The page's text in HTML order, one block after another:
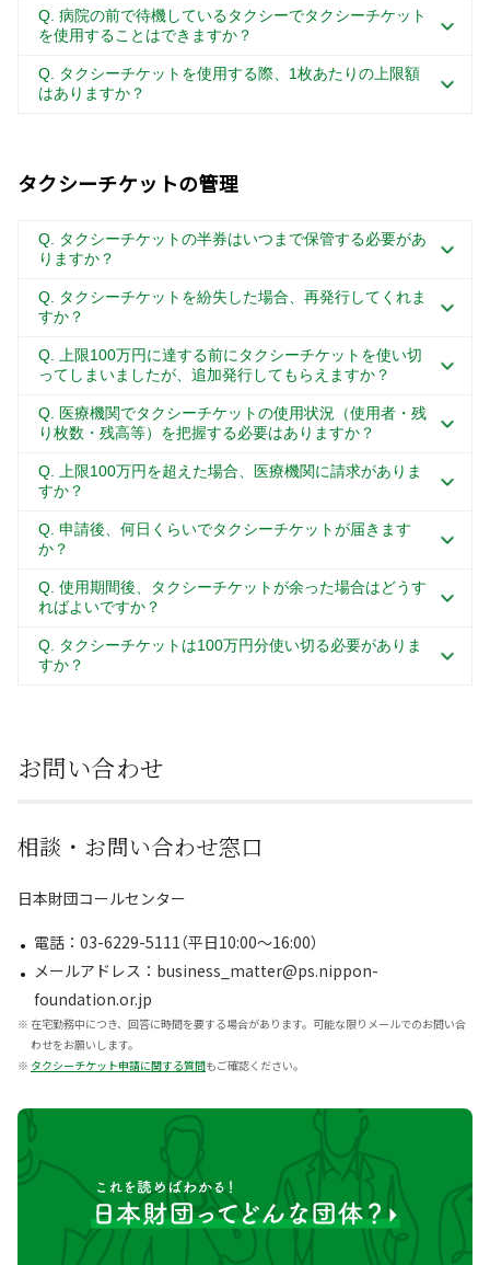
Q. 病院の前で待機しているタクシーでタクシーチケット
を使用することはできますか？
Q. タクシーチケットを使用する際、1枚あたりの上限額
はありますか？
タクシーチケットの管理
Q. タクシーチケットの半券はいつまで保管する必要があ
りますか？
Q. タクシーチケットを紛失した場合、再発行してくれま
すか？
Q. 上限100万円に達する前にタクシーチケットを使い切
ってしまいましたが、追加発行してもらえますか？
Q. 医療機関でタクシーチケットの使用状況（使用者・残
り枚数・残高等）を把握する必要はありますか？
Q. 上限100万円を超えた場合、医療機関に請求がありま
すか？
Q. 申請後、何日くらいでタクシーチケットが届きます
か？
Q. 使用期間後、タクシーチケットが余った場合はどうす
ればよいですか？
Q. タクシーチケットは100万円分使い切る必要がありま
すか？
お問い合わせ
相談・お問い合わせ窓口
日本財団コールセンター
電話：03-6229-5111（平日10:00～16:00）
メールアドレス：business_matter@ps.nippon-
foundation.or.jp
※ 在宅勤務中につき、回答に時間を要する場合があります。可能な限りメールでのお問い合
わせをお願いします。
※ タクシーチケット申請に関する質問もご確認ください。